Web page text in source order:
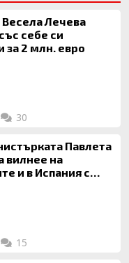
Весела Лечева
себе си
за 2 млн. евро
30
Павлета
вилнее на
и в Испания с
15